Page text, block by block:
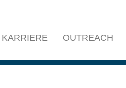
KARRIERE OUTREACH